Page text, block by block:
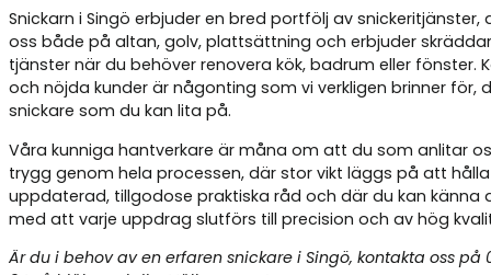
Snickarn i Singö erbjuder en bred portfölj av snickeritjänster,
oss både på altan, golv, plattsättning och erbjuder
tjänster när du behöver renovera kök, badrum eller fönster.
och nöjda kunder är någonting som vi verkligen brinner för,
snickare som du kan lita på.
Våra kunniga hantverkare är måna om att du som anlitar
trygg genom hela processen, där stor vikt läggs på att
uppdaterad, tillgodose praktiska råd och där du kan känna
med att varje uppdrag slutförs till precision och av hög
Är du i behov av en erfaren snickare i Singö, kontakta oss på